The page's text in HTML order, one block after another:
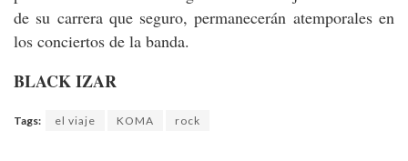
de su carrera que seguro, permanecerán atemporales en
los conciertos de la banda.
BLACK IZAR
Tags: el viaje KOMA rock